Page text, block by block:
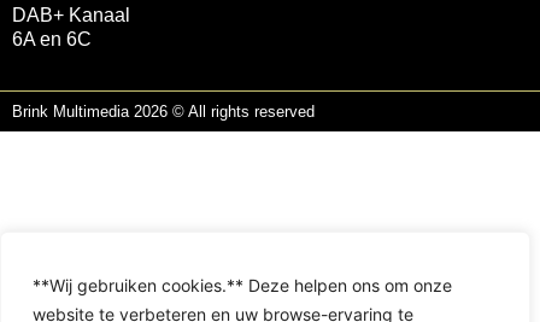
**Wij gebruiken cookies.** Deze helpen ons om onze
website te verbeteren en uw browse-ervaring te
DAB+ Kanaal
6A en 6C
Brink Multimedia 2026 © All rights reserved